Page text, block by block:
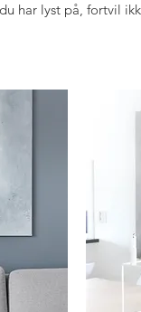
har lyst på, fortvil